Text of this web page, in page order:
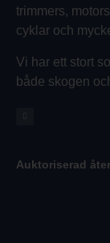
trimmers,
cyklar och
Vi har ett stort
både skogen
Auktoriserad